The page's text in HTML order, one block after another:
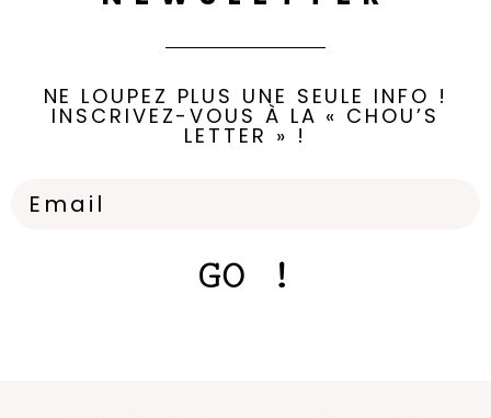
NE LOUPEZ PLUS UNE SEULE INFO !
INSCRIVEZ-VOUS À LA « CHOU’S
LETTER » !
GO !